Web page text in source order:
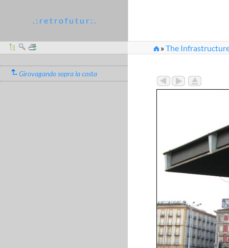
. : r e t r o f u t u r : .
»The
Girovagando sopra la costa